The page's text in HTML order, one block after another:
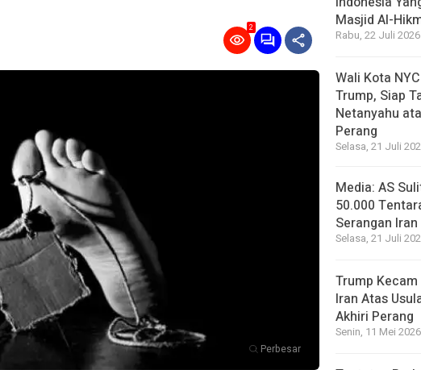
2
Perbesar
Masjid Al-
Rabu, 22 Juli
Wali Kota
Trump, Siap
Netanyahu
Perang
Selasa, 21 Juli
Media: AS
50.000
Serangan Iran
Selasa, 21 Juli
Trump
Iran Atas
Akhiri Perang
Senin, 11 Mei